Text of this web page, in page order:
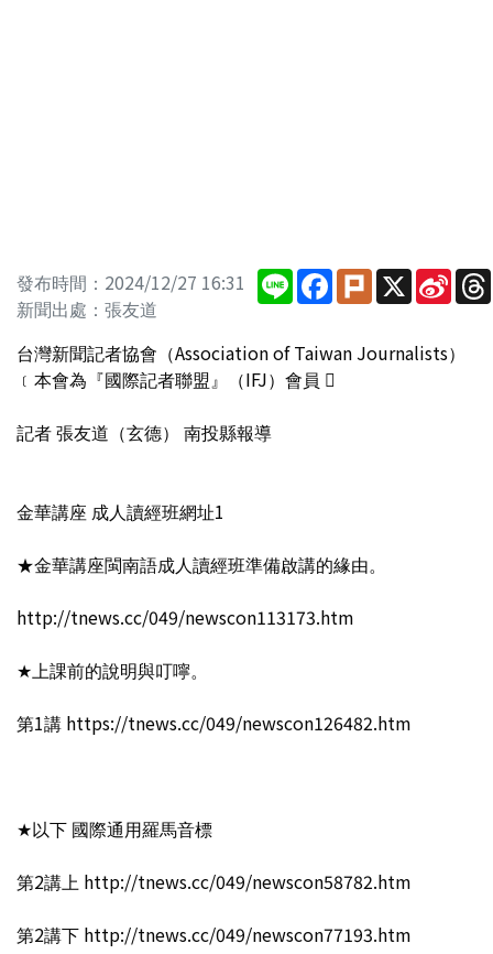
發布時間：2024/12/27 16:31
新聞出處：張友道
Line Facebook
PlurkX Sina
台灣新聞記者協會（Association of Taiwan Journalists）
﹝本會為『國際記者聯盟』（IFJ）會員 
記者 張友道（玄德） 南投縣報導
金華講座 成人讀經班網址1
★金華講座閩南語成人讀經班準備啟講的緣由。
http://tnews.cc/049/newscon113173.htm
★上課前的說明與叮嚀。
第1講 https://tnews.cc/049/newscon126482.htm
★以下 國際通用羅馬音標
第2講上 http://tnews.cc/049/newscon58782.htm
第2講下 http://tnews.cc/049/newscon77193.htm